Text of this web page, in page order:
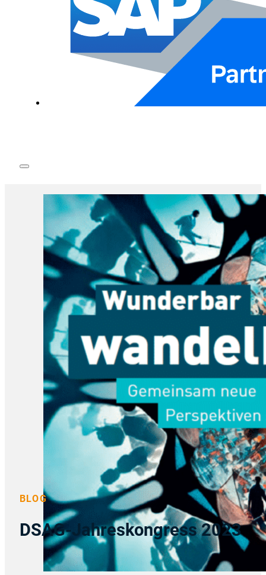
BLOG
DSAG-Jahreskongress 2023